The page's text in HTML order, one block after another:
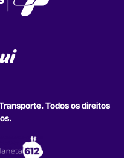
Todos os direitos